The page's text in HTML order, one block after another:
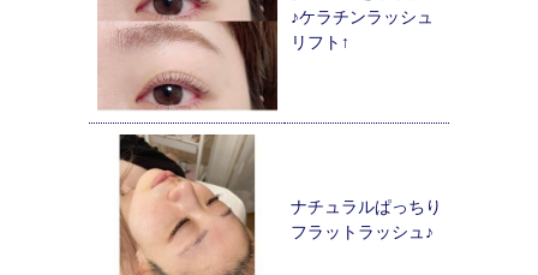
♪ケラチンラッシュ
リフト↑
ナチュラルぱっちり
フラットラッシュ♪